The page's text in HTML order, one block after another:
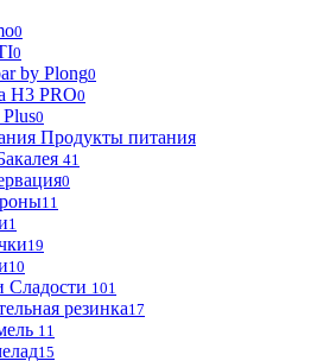
0
0
by Plong0
H3 PRO0
0
Продукты питания
41
0
11
1
19
10
Сладости 101
резинка17
11
15